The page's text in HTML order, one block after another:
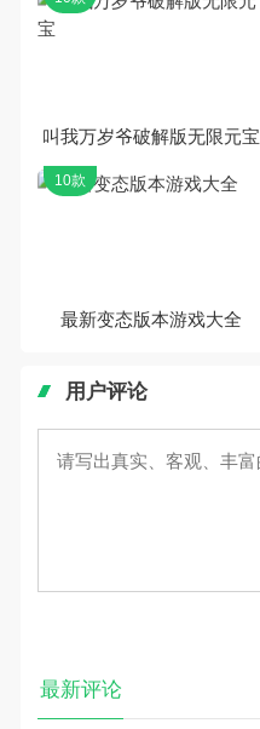
叫我万岁爷破解版无限元宝
最新变态版本游戏大全
10款
用户评论
最新评论